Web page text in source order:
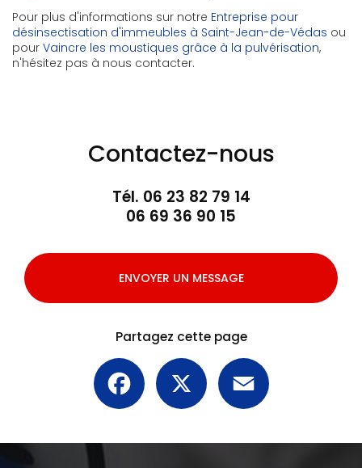
Pour plus d'informations sur notre Entreprise pour
désinsectisation d'immeubles à Saint-Jean-de-Védas ou
pour Vaincre les moustiques grâce à la pulvérisation,
n'hésitez pas à nous contacter.
Contactez-nous
Tél. 06 23 82 79 14
06 69 36 90 15
ENVOYER UN MESSAGE
Partagez cette page
Facebook